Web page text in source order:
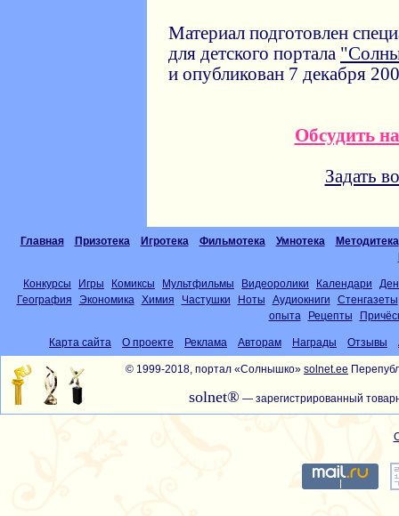
Материал подготовлен
для детского портала
и опубликован 7 декабря
Обсудить
Задать
Главная Призотека Игротека Фильмотека Умнотека
Методитека
Конкурсы Игры Комиксы Мультфильмы Видеоролики Календари
География
Экономика Химия Частушки Ноты Аудиокниги
Стенгазеты
опыта
Рецепты
Карта сайта О проекте Реклама Авторам Награды Отзывы
© 1999-2018, портал «Солнышко» solnet.ee
solnet® — зарегистрированный